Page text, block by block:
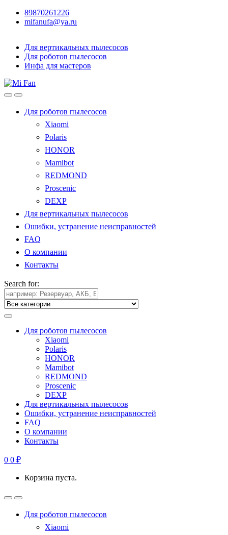
89870261226
mifanufa@ya.ru
Для вертикальных пылесосов
Для роботов пылесосов
Инфа для мастеров
Для роботов пылесосов
Xiaomi
Polaris
HONOR
Mamibot
REDMOND
Proscenic
DEXP
Для вертикальных пылесосов
Ошибки, устранение неисправностей
FAQ
О компании
Контакты
Search for:
Для роботов пылесосов
Xiaomi
Polaris
HONOR
Mamibot
REDMOND
Proscenic
DEXP
Для вертикальных пылесосов
Ошибки, устранение неисправностей
FAQ
О компании
Контакты
0 0 ₽
Корзина пуста.
Для роботов пылесосов
Xiaomi